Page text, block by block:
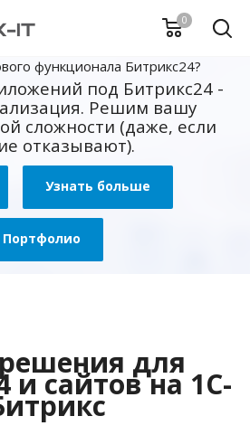
0
функционала Битрикс24?
под Битрикс24 -
Решим вашу
сложности (даже, если
отказывают).
Узнать больше
Портфолио
для
и сайтов на 1С-